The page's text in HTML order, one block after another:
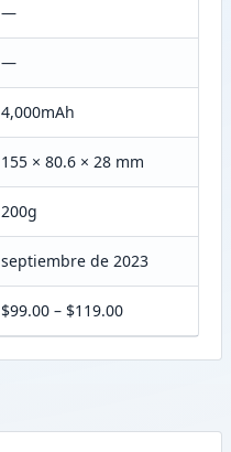
—
—
4,000mAh
155 × 80.6 × 28 mm
200g
septiembre de 2023
$99.00 – $119.00